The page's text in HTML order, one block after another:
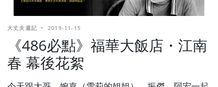
大丈夫週記 • 2019-11-15
《486必點》福華大飯店・江南
春 幕後花絮